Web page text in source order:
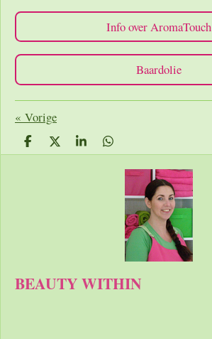
Info over AromaTouch
Baardolie
« Vorige
D
e
D
e
S
h
D
e
BEAUTY WITHIN